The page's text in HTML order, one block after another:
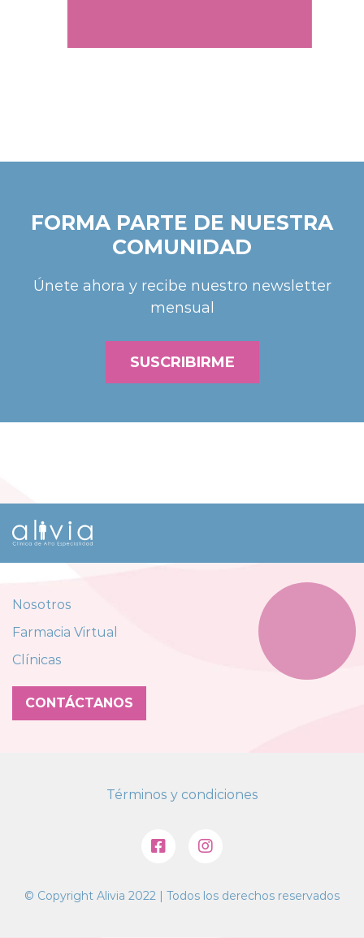
FORMA PARTE DE NUESTRA
COMUNIDAD
Únete ahora y recibe nuestro newsletter
mensual
SUSCRIBIRME
Nosotros
Farmacia Virtual
Clínicas
CONTÁCTANOS
Términos y condiciones
© Copyright Alivia 2022 | Todos los derechos reservados